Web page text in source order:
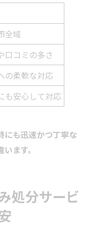
全域
口コミの多さ
の柔軟な対応
も安心して対応
にも迅速かつ丁寧な
ます。
処分サービ